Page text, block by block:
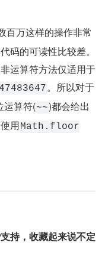
百万这样的操作非常
码的可读性比较差。
运算符方法仅适用于
。所以对于
运算符(~~)都会给出
用Math.floor
持，收藏起来说不定